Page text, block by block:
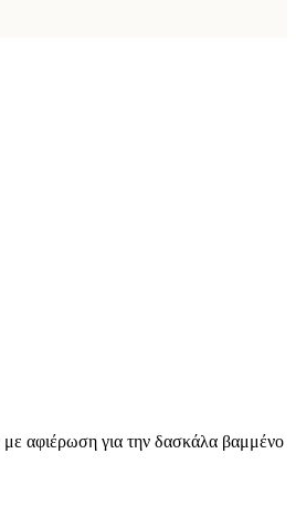
αφιέρωση για την δασκάλα βαμμένο